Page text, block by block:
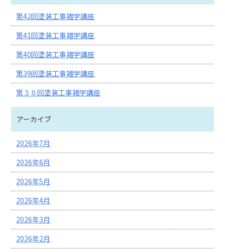
第42回塗装工事雑学講座
第41回塗装工事雑学講座
第40回塗装工事雑学講座
第39回塗装工事雑学講座
第３８回塗装工事雑学講座
アーカイブ
2026年7月
2026年6月
2026年5月
2026年4月
2026年3月
2026年2月